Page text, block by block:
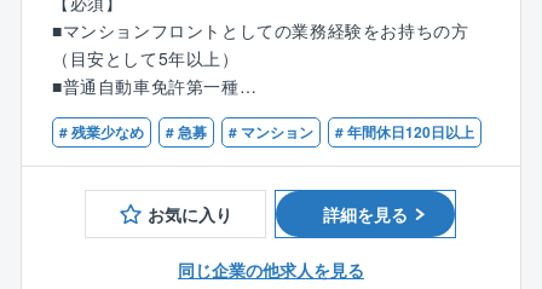
（サーパスマンション）の管理を中心とした建物の維
持管理業を全国で展開しており、毎年管理戸数受注実
績を着実に伸ばしています。
ション管理に関わるサポート/提案活動を担当頂きま
す。
【具体的には】
■担当マンションの管理組合からの問い合わせ対応
■理事会や総会の運営サポート（打ち合わせ・資料作
■管理員、清掃員、協力会社、関係部署とのやりとり
■修繕計画などの企画提案
■予算・決算のサポート
■マンションフロントとしての業務経験をお持ちの方
（目安として5年以上）
■普通自動車免許第一種
【歓迎】
■管理業務主任者
■宅地建物取引士
# 残業少なめ # 急募 # マンション # 年間休日120日以上
お気に入り 詳細を見る
同じ企業の他求人を見る